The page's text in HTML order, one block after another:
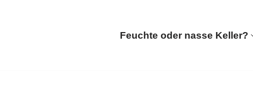
Feuchte oder nasse Keller?